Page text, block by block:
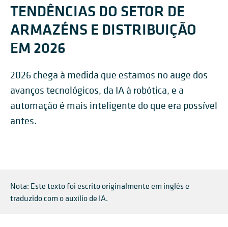
TENDÊNCIAS DO SETOR DE
ARMAZÉNS E DISTRIBUIÇÃO
EM 2026
2026 chega à medida que estamos no auge dos
avanços tecnológicos, da IA à robótica, e a
automação é mais inteligente do que era possível
antes.
Nota: Este texto foi escrito originalmente em inglês e
traduzido com o auxílio de IA.